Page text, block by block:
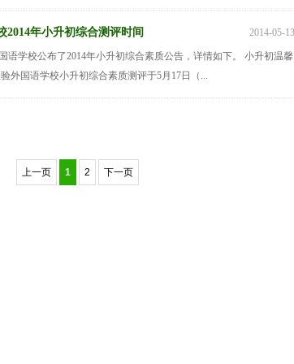
2014-05-13
2014年小升初综合测评时间
语学校公布了2014年小升初综合素质公告，详情如下。 小升初温馨
外国语学校小升初综合素质测评于5月17日（...
上一页 1 2 下一页